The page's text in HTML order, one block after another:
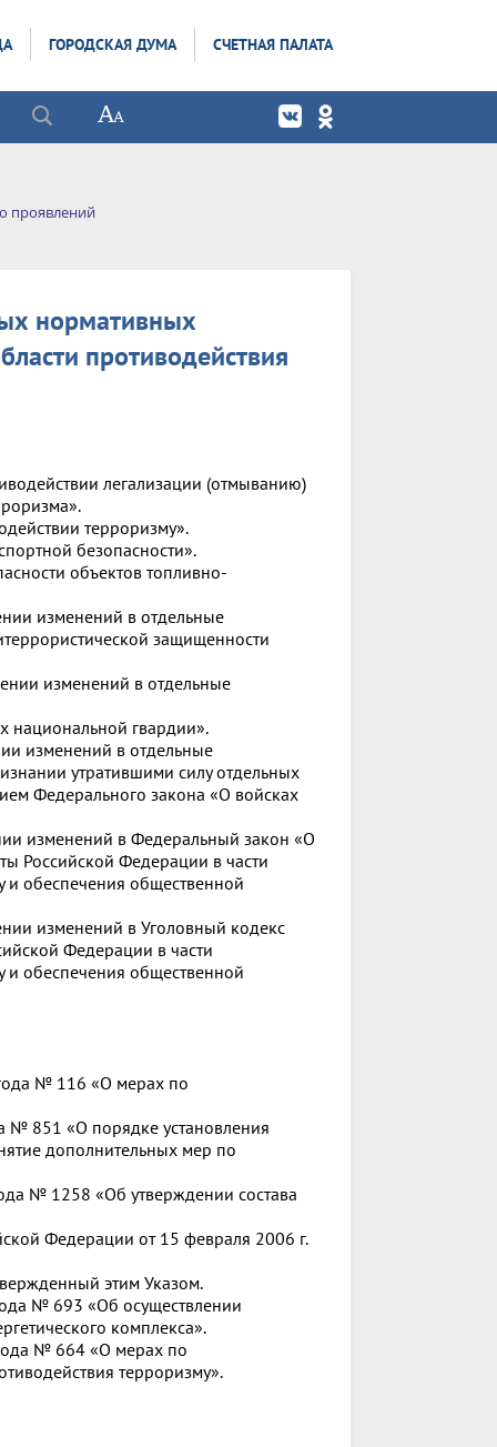
ГОРОДСКАЯ ДУМА СЧЕТНАЯ ПАЛАТА
проявлений
нормативных
противодействия
легализации (отмыванию)
терроризму».
безопасности».
объектов топливно-
изменений в отдельные
защищенности
изменений в отдельные
гвардии».
изменений в отдельные
утратившими силу отдельных
Федерального закона «О войсках
изменений в Федеральный закон «О
Российской Федерации в части
и обеспечения общественной
изменений в Уголовный кодекс
Федерации в части
и обеспечения общественной
№ 116 «О мерах по
№ 851 «О порядке установления
дополнительных мер по
№ 1258 «Об утверждении состава
Федерации от 15 февраля 2006 г.
этим Указом.
№ 693 «Об осуществлении
комплекса».
№ 664 «О мерах по
терроризму».